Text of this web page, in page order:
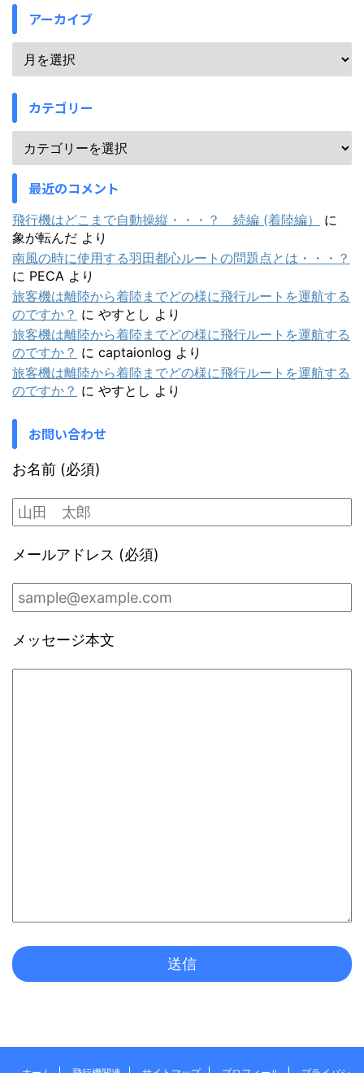
アーカイブ
カテゴリー
最近のコメント
飛行機はどこまで自動操縦・・・？ 続編 (着陸編）
に
象が転んだ より
南風の時に使用する羽田都心ルートの問題点とは・・・？
に PECA より
旅客機は離陸から着陸までどの様に飛行ルートを運航する
のですか？ に やすとし より
旅客機は離陸から着陸までどの様に飛行ルートを運航する
のですか？ に captaionlog より
旅客機は離陸から着陸までどの様に飛行ルートを運航する
のですか？ に やすとし より
お問い合わせ
お名前 (必須)
メールアドレス (必須)
メッセージ本文